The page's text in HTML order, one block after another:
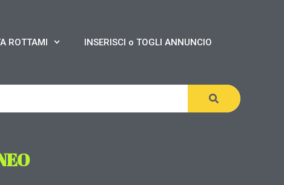
ROTTAMI INSERISCI o TOGLI ANNUNCIO